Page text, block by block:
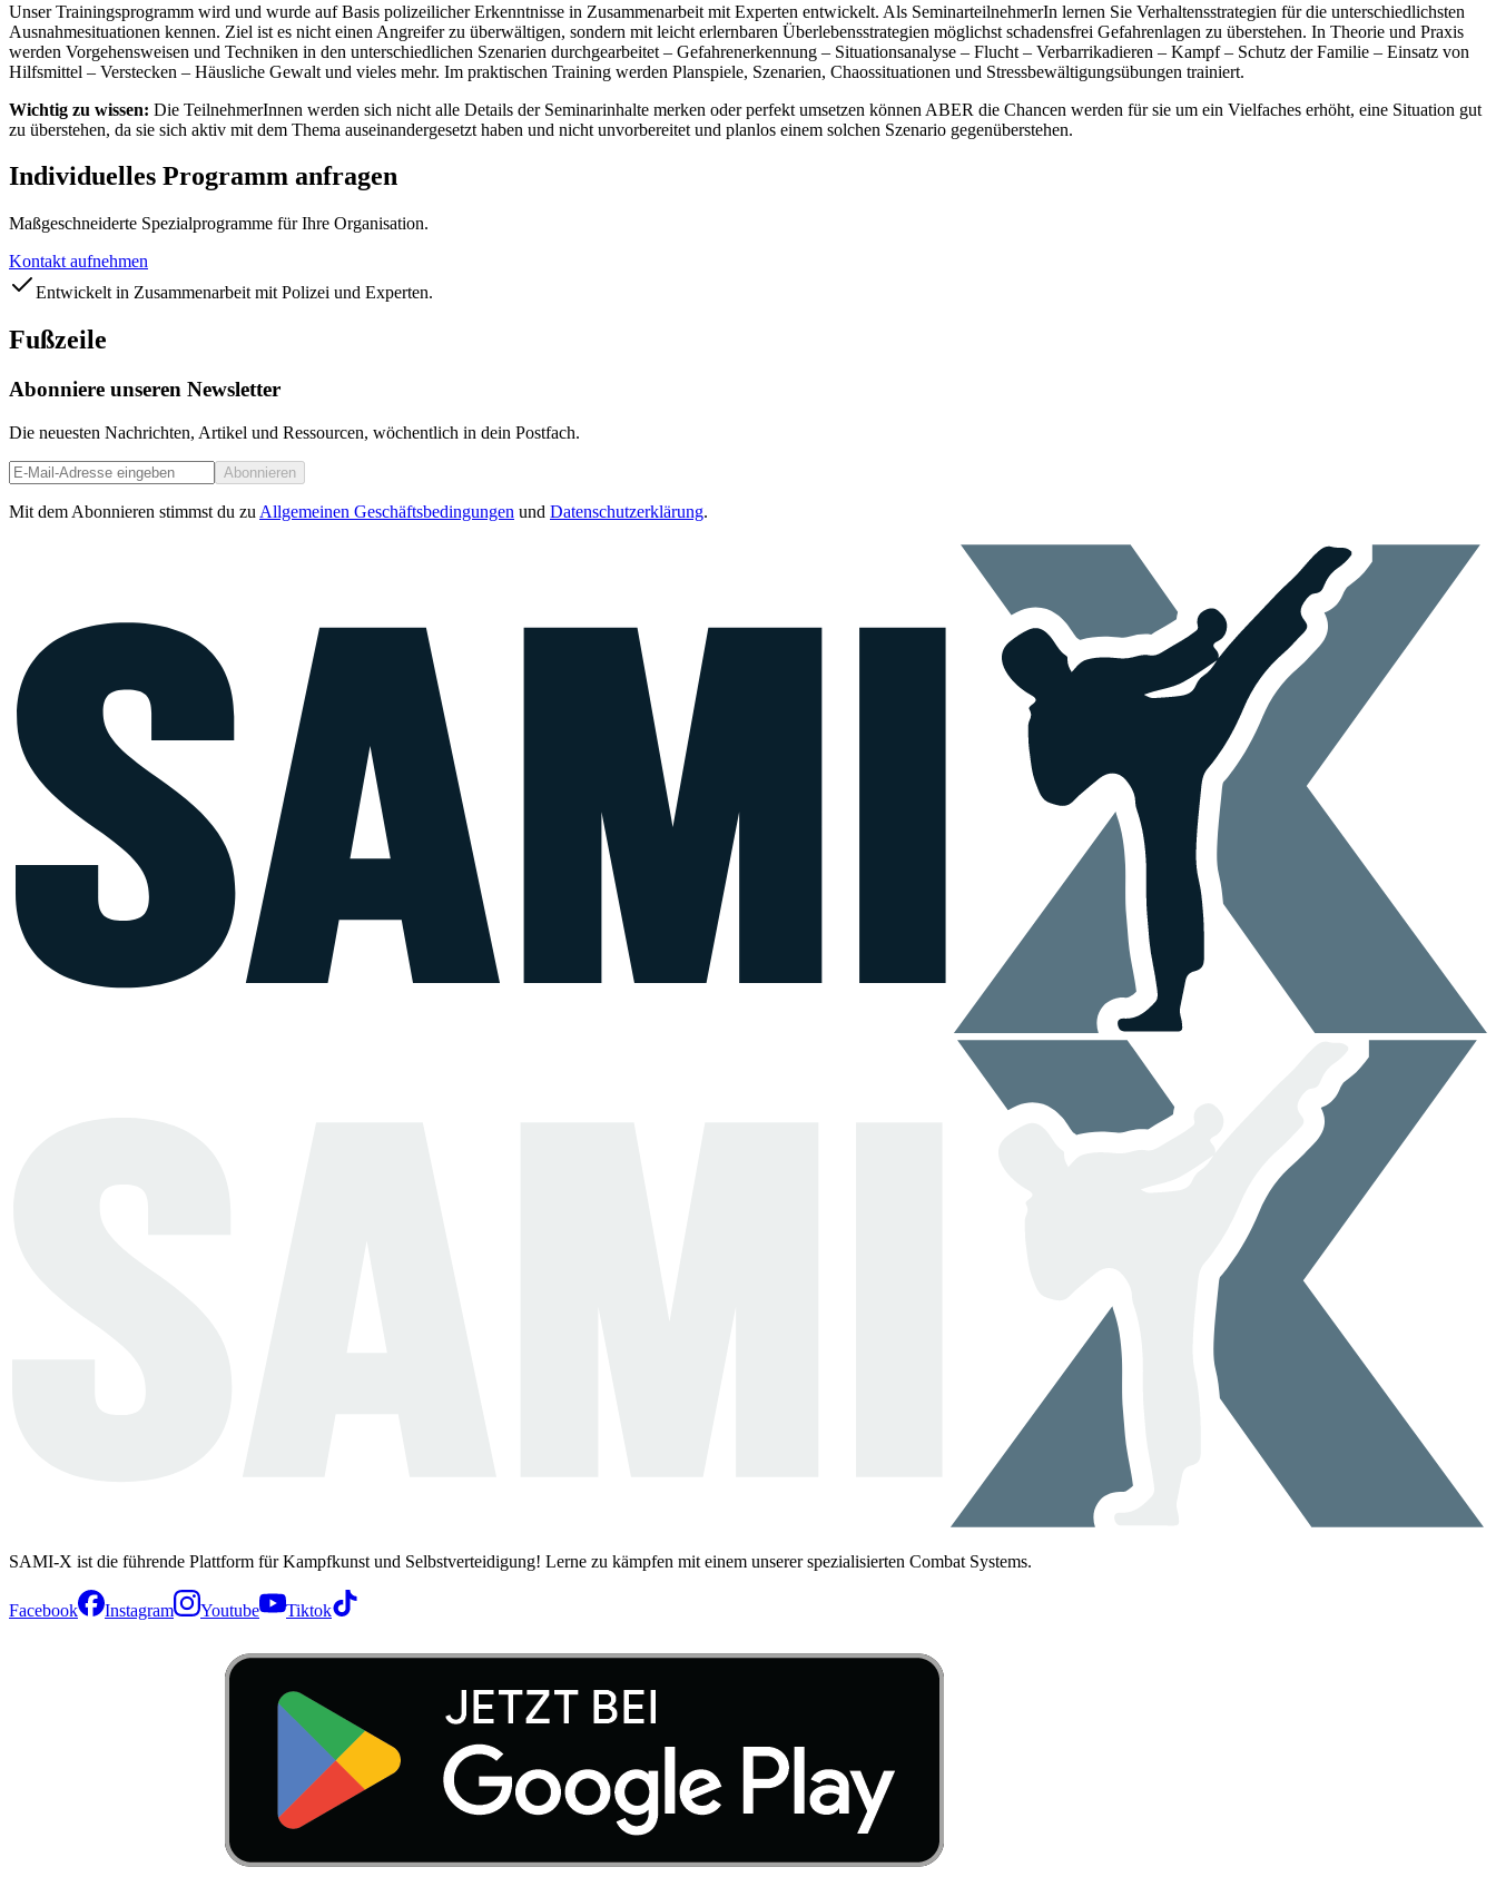
Unser Trainingsprogramm wird und wurde auf Basis polizeilicher Erkenntnisse in Zusammenarbeit mit Experten entwickelt. Als SeminarteilnehmerIn lernen Sie Verhaltensstrategien für die unterschiedlichsten
Ausnahmesituationen kennen. Ziel ist es nicht einen Angreifer zu überwältigen, sondern mit leicht erlernbaren Überlebensstrategien möglichst schadensfrei Gefahrenlagen zu überstehen. In Theorie und Praxis
werden Vorgehensweisen und Techniken in den unterschiedlichen Szenarien durchgearbeitet – Gefahrenerkennung – Situationsanalyse – Flucht – Verbarrikadieren – Kampf – Schutz der Familie – Einsatz von
Hilfsmittel – Verstecken – Häusliche Gewalt und vieles mehr. Im praktischen Training werden Planspiele, Szenarien, Chaossituationen und Stressbewältigungsübungen trainiert.
Wichtig zu wissen: Die TeilnehmerInnen werden sich nicht alle Details der Seminarinhalte merken oder perfekt umsetzen können ABER die Chancen werden für sie um ein Vielfaches erhöht, eine Situation gut
zu überstehen, da sie sich aktiv mit dem Thema auseinandergesetzt haben und nicht unvorbereitet und planlos einem solchen Szenario gegenüberstehen.
Individuelles Programm anfragen
Maßgeschneiderte Spezialprogramme für Ihre Organisation.
Kontakt aufnehmen
Entwickelt in Zusammenarbeit mit Polizei und Experten.
Fußzeile
Abonniere unseren Newsletter
Die neuesten Nachrichten, Artikel und Ressourcen, wöchentlich in dein Postfach.
Abonnieren
Mit dem Abonnieren stimmst du zu Allgemeinen Geschäftsbedingungen und Datenschutzerklärung.
SAMI-X ist die führende Plattform für Kampfkunst und Selbstverteidigung! Lerne zu kämpfen mit einem unserer spezialisierten Combat Systems.
Facebook Instagram Youtube Tiktok